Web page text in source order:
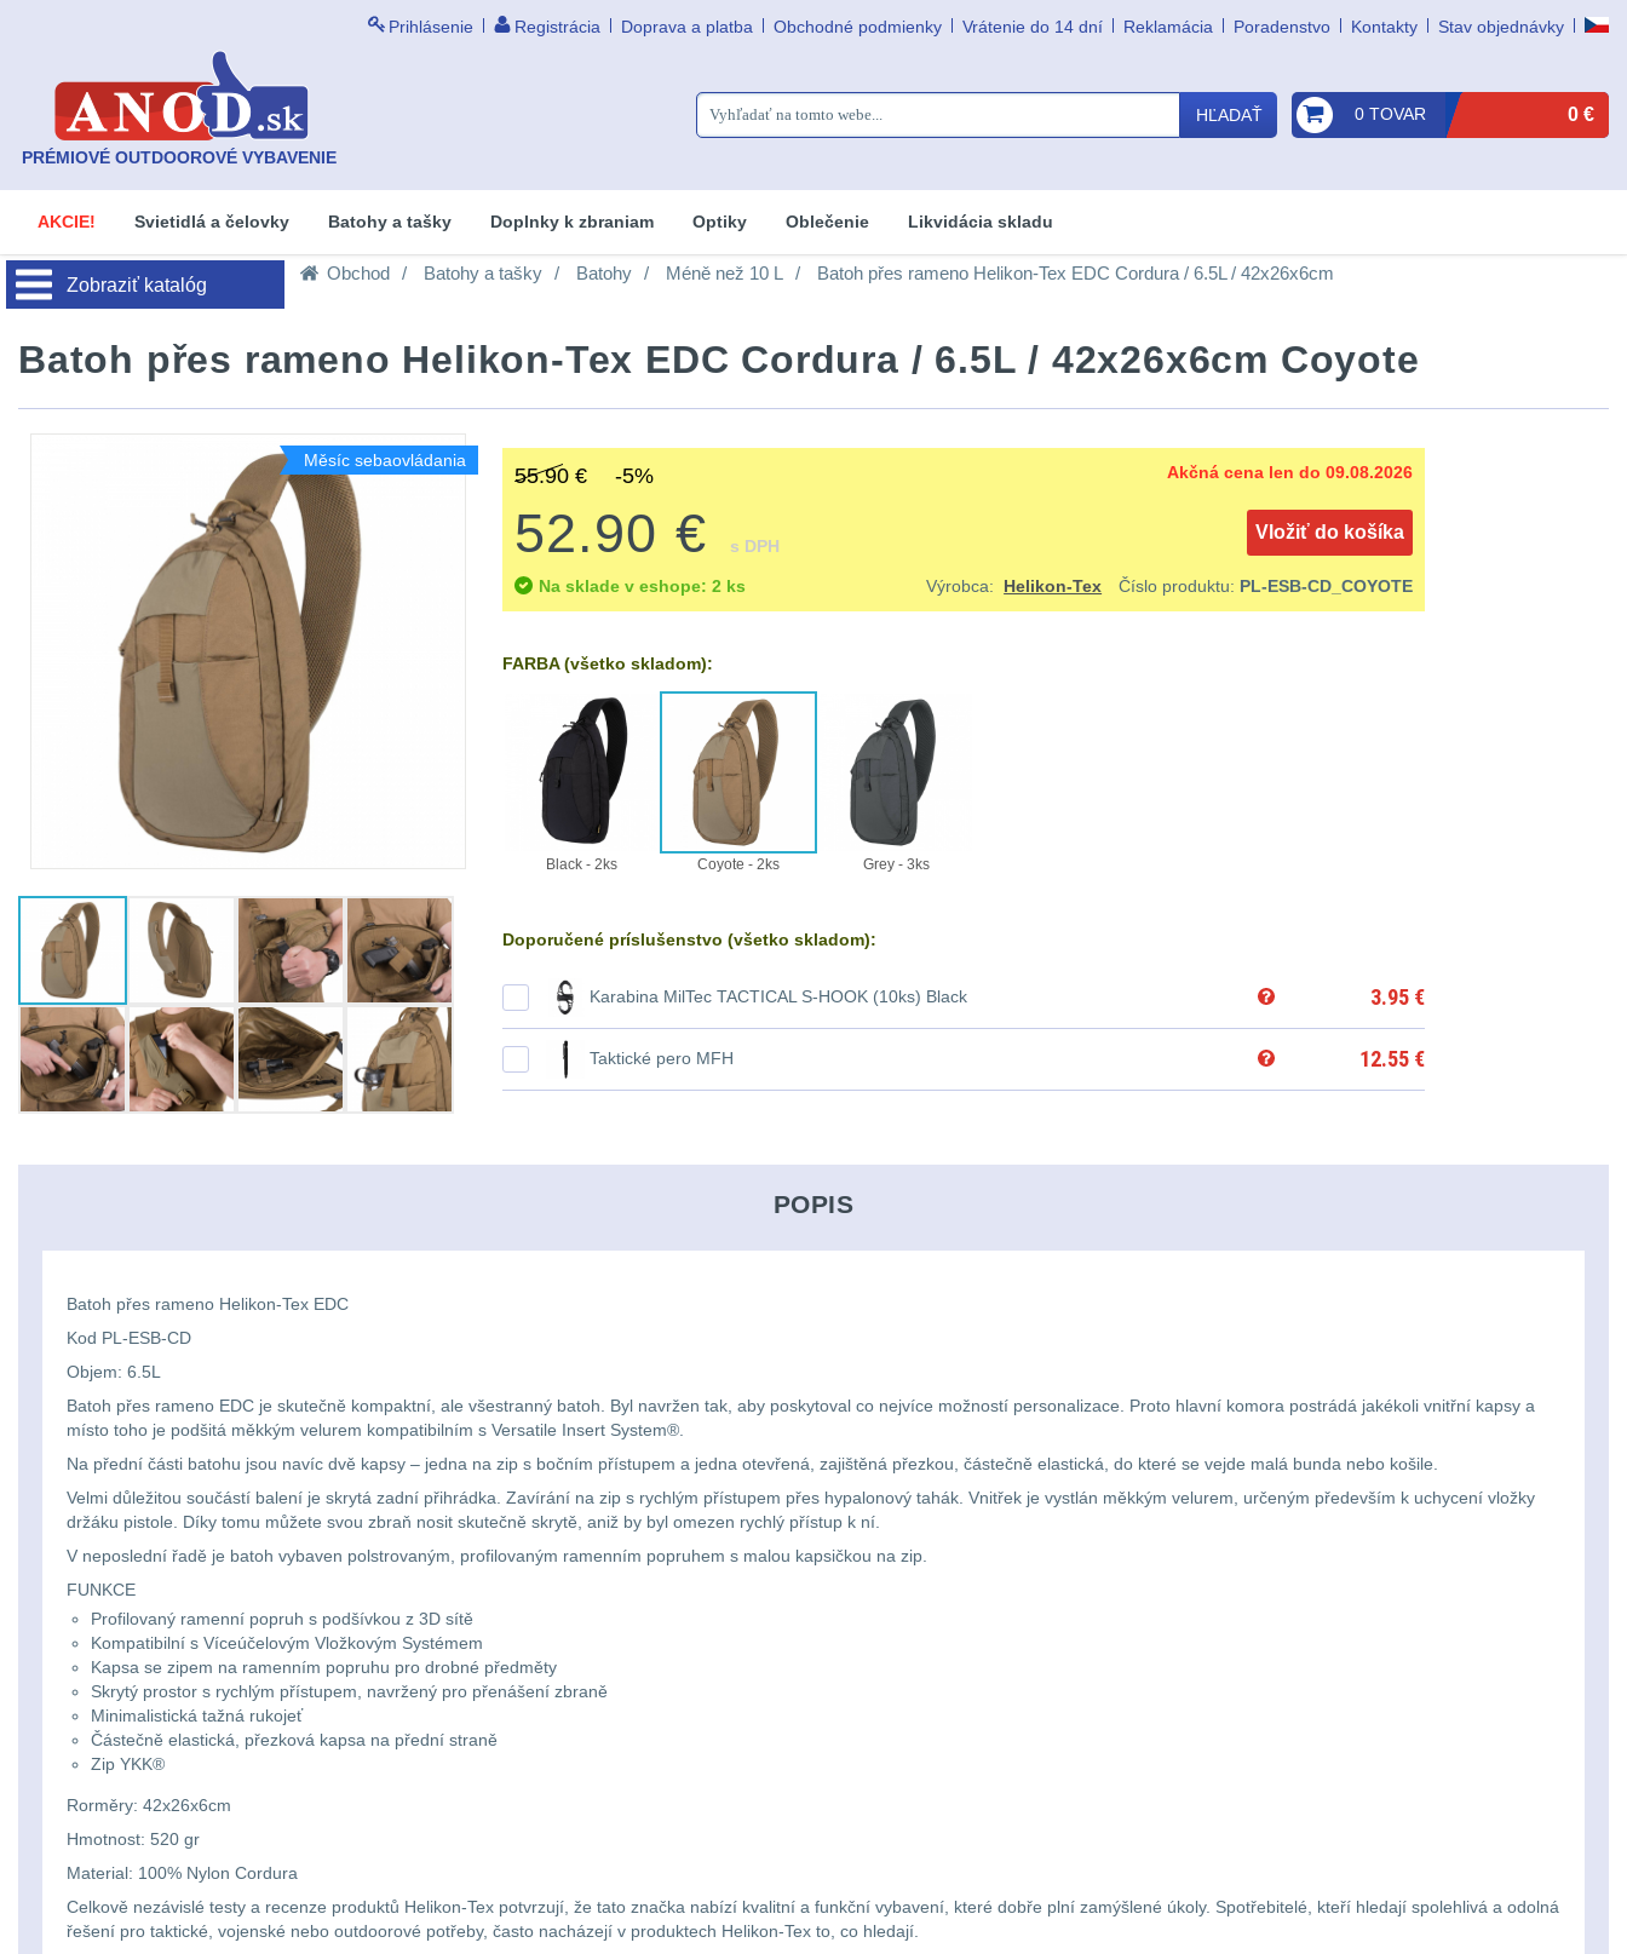
Prihlásenie Registrácia Doprava a platba Obchodné podmienky Vrátenie do 14 dní Reklamácia Poradenstvo Kontakty Stav objednávky
PRÉMIOVÉ OUTDOOROVÉ VYBAVENIE
HĽADAŤ 0 TOVAR 0 €
AKCIE! Svietidlá a čelovky Batohy a tašky Doplnky k zbraniam Optiky Oblečenie Likvidácia skladu
Zobraziť katalóg
Obchod Batohy a tašky Batohy Méně než 10 L Batoh přes rameno Helikon-Tex EDC Cordura / 6.5L / 42x26x6cm
Batoh přes rameno Helikon-Tex EDC Cordura / 6.5L / 42x26x6cm Coyote
Měsíc sebaovládania
Akčná cena len do 09.08.2026
55.90 € -5%
52.90 € s DPH
Vložiť do košíka
Na sklade v eshope: 2 ks Výrobca: Helikon-Tex Číslo produktu: PL-ESB-CD_COYOTE
FARBA (všetko skladom):
Black - 2ks Coyote - 2ks Grey - 3ks
Doporučené príslušenstvo (všetko skladom):
Karabina MilTec TACTICAL S-HOOK (10ks) Black 3.95 €
Taktické pero MFH 12.55 €
POPIS
Batoh přes rameno Helikon-Tex EDC
Kod PL-ESB-CD
Objem: 6.5L
Batoh přes rameno EDC je skutečně kompaktní, ale všestranný batoh. Byl navržen tak, aby poskytoval co nejvíce možností personalizace. Proto hlavní komora postrádá jakékoli vnitřní kapsy a
místo toho je podšitá měkkým velurem kompatibilním s Versatile Insert System®.
Na přední části batohu jsou navíc dvě kapsy – jedna na zip s bočním přístupem a jedna otevřená, zajištěná přezkou, částečně elastická, do které se vejde malá bunda nebo košile.
Velmi důležitou součástí balení je skrytá zadní přihrádka. Zavírání na zip s rychlým přístupem přes hypalonový tahák. Vnitřek je vystlán měkkým velurem, určeným především k uchycení vložky
držáku pistole. Díky tomu můžete svou zbraň nosit skutečně skrytě, aniž by byl omezen rychlý přístup k ní.
V neposlední řadě je batoh vybaven polstrovaným, profilovaným ramenním popruhem s malou kapsičkou na zip.
FUNKCE
Profilovaný ramenní popruh s podšívkou z 3D sítě
Kompatibilní s Víceúčelovým Vložkovým Systémem
Kapsa se zipem na ramenním popruhu pro drobné předměty
Skrytý prostor s rychlým přístupem, navržený pro přenášení zbraně
Minimalistická tažná rukojeť
Částečně elastická, přezková kapsa na přední straně
Zip YKK®
Rorměry: 42x26x6cm
Hmotnost: 520 gr
Material: 100% Nylon Cordura
Celkově nezávislé testy a recenze produktů Helikon-Tex potvrzují, že tato značka nabízí kvalitní a funkční vybavení, které dobře plní zamýšlené úkoly. Spotřebitelé, kteří hledají spolehlivá a odolná
řešení pro taktické, vojenské nebo outdoorové potřeby, často nacházejí v produktech Helikon-Tex to, co hledají.